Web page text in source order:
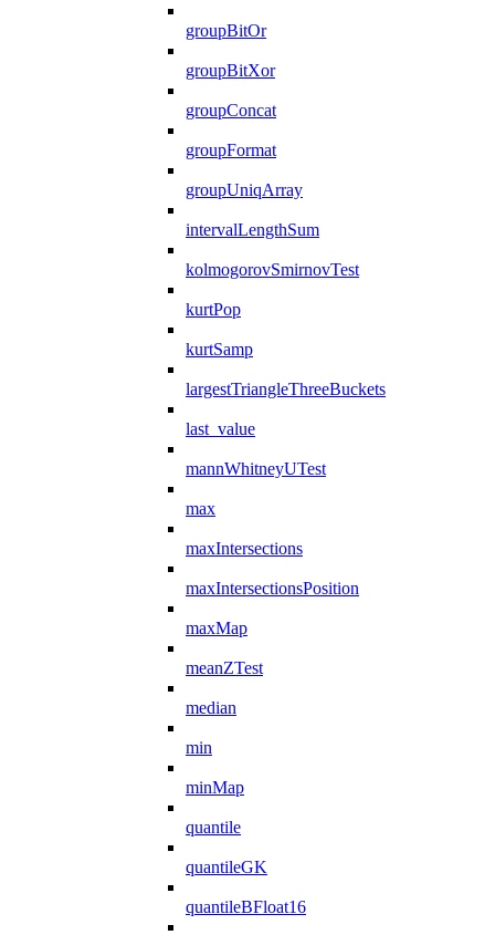
groupBitOr
groupBitXor
groupConcat
groupFormat
groupUniqArray
intervalLengthSum
kolmogorovSmirnovTest
kurtPop
kurtSamp
largestTriangleThreeBuckets
last_value
mannWhitneyUTest
max
maxIntersections
maxIntersectionsPosition
maxMap
meanZTest
median
min
minMap
quantile
quantileGK
quantileBFloat16